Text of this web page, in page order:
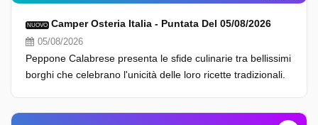
NUOVO Camper Osteria Italia - Puntata Del 05/08/2026
05/08/2026
Peppone Calabrese presenta le sfide culinarie tra bellissimi
borghi che celebrano l'unicità delle loro ricette tradizionali.